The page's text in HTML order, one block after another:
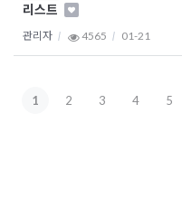
리스트
관리자 4565 01-21
1 2 3 4 5